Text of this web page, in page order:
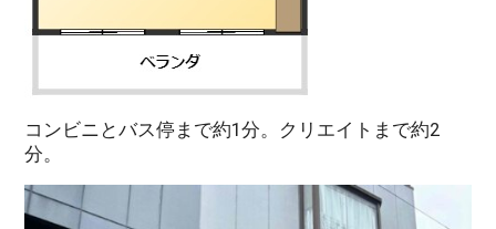
コンビニとバス停まで約1分。クリエイトまで約2
分。